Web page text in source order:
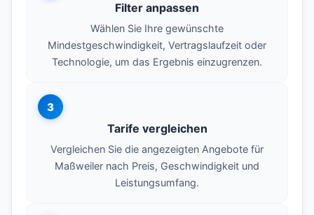
Filter anpassen
Wählen Sie Ihre gewünschte
Mindestgeschwindigkeit, Vertragslaufzeit oder
Technologie, um das Ergebnis einzugrenzen.
3
Tarife vergleichen
Vergleichen Sie die angezeigten Angebote für
Maßweiler nach Preis, Geschwindigkeit und
Leistungsumfang.